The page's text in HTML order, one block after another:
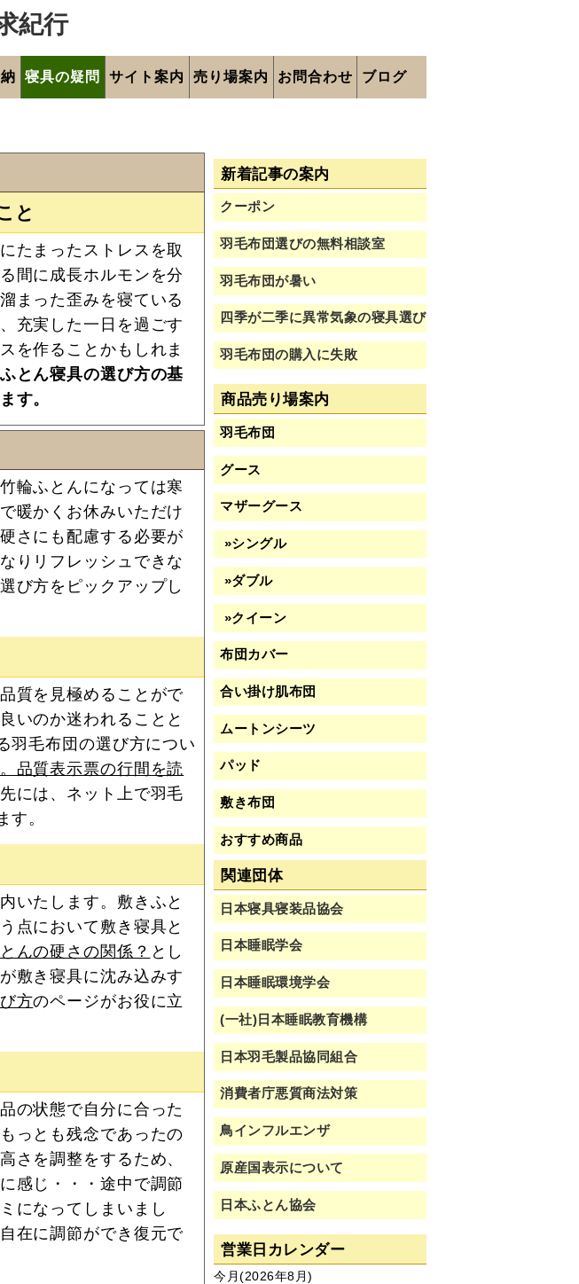
紀行
寝具の疑問 サイト案内 売り場案内 お問合わせ ブログ
と
たまったストレスを取
間に成長ホルモンを分
まった歪みを寝ている
充実した一日を過ごす
を作ることかもしれま
ふとん寝具の選び方の基
す。
輪ふとんになっては寒
暖かくお休みいただけ
さにも配慮する必要が
りリフレッシュできな
び方をピックアップし
質を見極めることがで
いのか迷われることと
羽毛布団の選び方につい
品質表示票の行間を読
には、ネット上で羽毛
す。
いたします。敷きふと
点において敷き寝具と
んの硬さの関係？ とし
敷き寝具に沈み込みす
方のページがお役に立
の状態で自分に合った
っとも残念であったの
さを調整をするため、
感じ・・・途中で調節
になってしまいまし
在に調節ができ復元で
新着記事の案内
クーポン
羽毛布団選びの無料相談室
羽毛布団が暑い
四季が二季に異常気象の寝具選び
羽毛布団の購入に失敗
商品売り場案内
羽毛布団
グース
マザーグース
»シングル
»ダブル
»クイーン
布団カバー
合い掛け肌布団
ムートンシーツ
パッド
敷き布団
おすすめ商品
関連団体
日本寝具寝装品協会
日本睡眠学会
日本睡眠環境学会
(一社)日本睡眠教育機構
日本羽毛製品協同組合
消費者庁悪質商法対策
鳥インフルエンザ
原産国表示について
日本ふとん協会
営業日カレンダー
今月(2026年8月)